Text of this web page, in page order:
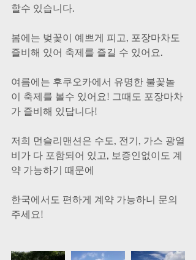
할수 있습니다.
봄에는 벚꽃이 예쁘게 피고, 포장마차도
즐비해 있어 축제를 즐길 수 있어요.
여름에는 후쿠오카에서 유명한 불꽃놀
이 축제를 볼수 있어요! 그때도 포장마차
가 즐비해 있답니다!
저희 먼슬리맨션은 수도, 전기, 가스 광열
비가 다 포함되어 있고, 보증인없이도 계
약 가능하기 때문에
한국에서도 편하게 계약 가능하니 문의
주세요!